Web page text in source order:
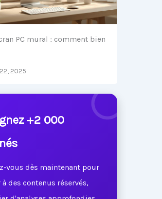
PC mural : comment bien
2025
+2 000
vous dès maintenant pour
à des contenus réservés,